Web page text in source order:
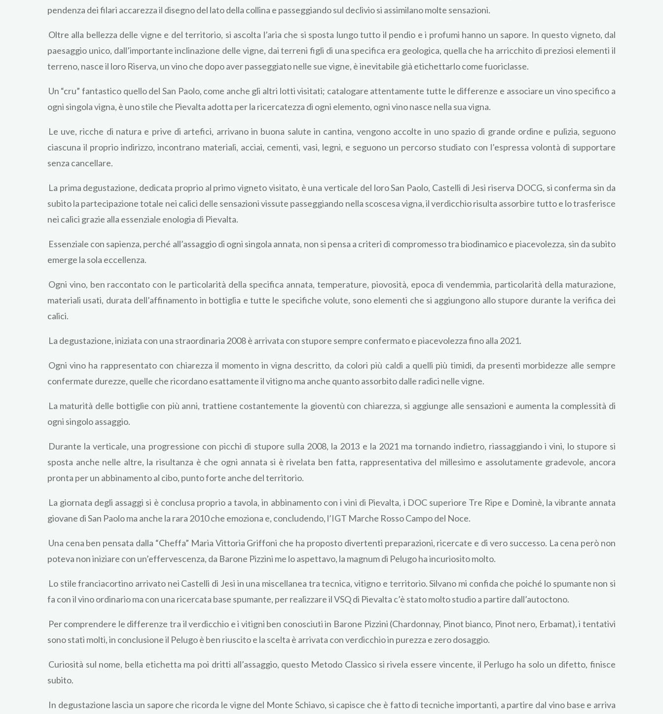
pendenza dei filari accarezza il disegno del lato della collina e passeggiando sul declivio si assimilano molte sensazioni.
Oltre alla bellezza delle vigne e del territorio, si ascolta l’aria che si sposta lungo tutto il pendio e i profumi hanno un sapore. In questo vigneto, dal
paesaggio unico, dall’importante inclinazione delle vigne, dai terreni figli di una specifica era geologica, quella che ha arricchito di preziosi elementi il
terreno, nasce il loro Riserva, un vino che dopo aver passeggiato nelle sue vigne, è inevitabile già etichettarlo come fuoriclasse.
Un “cru” fantastico quello del San Paolo, come anche gli altri lotti visitati; catalogare attentamente tutte le differenze e associare un vino specifico a
ogni singola vigna, è uno stile che Pievalta adotta per la ricercatezza di ogni elemento, ogni vino nasce nella sua vigna.
Le uve, ricche di natura e prive di artefici, arrivano in buona salute in cantina, vengono accolte in uno spazio di grande ordine e pulizia, seguono
ciascuna il proprio indirizzo, incontrano materiali, acciai, cementi, vasi, legni, e seguono un percorso studiato con l’espressa volontà di supportare
senza cancellare.
La prima degustazione, dedicata proprio al primo vigneto visitato, è una verticale del loro San Paolo, Castelli di Jesi riserva DOCG, si conferma sin da
subito la partecipazione totale nei calici delle sensazioni vissute passeggiando nella scoscesa vigna, il verdicchio risulta assorbire tutto e lo trasferisce
nei calici grazie alla essenziale enologia di Pievalta.
Essenziale con sapienza, perché all’assaggio di ogni singola annata, non si pensa a criteri di compromesso tra biodinamico e piacevolezza, sin da subito
emerge la sola eccellenza.
Ogni vino, ben raccontato con le particolarità della specifica annata, temperature, piovosità, epoca di vendemmia, particolarità della maturazione,
materiali usati, durata dell’affinamento in bottiglia e tutte le specifiche volute, sono elementi che si aggiungono allo stupore durante la verifica dei
calici.
La degustazione, iniziata con una straordinaria 2008 è arrivata con stupore sempre confermato e piacevolezza fino alla 2021.
Ogni vino ha rappresentato con chiarezza il momento in vigna descritto, da colori più caldi a quelli più timidi, da presenti morbidezze alle sempre
confermate durezze, quelle che ricordano esattamente il vitigno ma anche quanto assorbito dalle radici nelle vigne.
La maturità delle bottiglie con più anni, trattiene costantemente la gioventù con chiarezza, si aggiunge alle sensazioni e aumenta la complessità di
ogni singolo assaggio.
Durante la verticale, una progressione con picchi di stupore sulla 2008, la 2013 e la 2021 ma tornando indietro, riassaggiando i vini, lo stupore si
sposta anche nelle altre, la risultanza è che ogni annata si è rivelata ben fatta, rappresentativa del millesimo e assolutamente gradevole, ancora
pronta per un abbinamento al cibo, punto forte anche del territorio.
La giornata degli assaggi si è conclusa proprio a tavola, in abbinamento con i vini di Pievalta, i DOC superiore Tre Ripe e Dominè, la vibrante annata
giovane di San Paolo ma anche la rara 2010 che emoziona e, concludendo, l’IGT Marche Rosso Campo del Noce.
Una cena ben pensata dalla “Cheffa” Maria Vittoria Griffoni che ha proposto divertenti preparazioni, ricercate e di vero successo. La cena però non
poteva non iniziare con un’effervescenza, da Barone Pizzini me lo aspettavo, la magnum di Pelugo ha incuriosito molto.
Lo stile franciacortino arrivato nei Castelli di Jesi in una miscellanea tra tecnica, vitigno e territorio. Silvano mi confida che poiché lo spumante non si
fa con il vino ordinario ma con una ricercata base spumante, per realizzare il VSQ di Pievalta c’è stato molto studio a partire dall’autoctono.
Per comprendere le differenze tra il verdicchio e i vitigni ben conosciuti in Barone Pizzini (Chardonnay, Pinot bianco, Pinot nero, Erbamat), i tentativi
sono stati molti, in conclusione il Pelugo è ben riuscito e la scelta è arrivata con verdicchio in purezza e zero dosaggio.
Curiosità sul nome, bella etichetta ma poi dritti all’assaggio, questo Metodo Classico si rivela essere vincente, il Perlugo ha solo un difetto, finisce
subito.
In degustazione lascia un sapore che ricorda le vigne del Monte Schiavo, si capisce che è fatto di tecniche importanti, a partire dal vino base e arriva